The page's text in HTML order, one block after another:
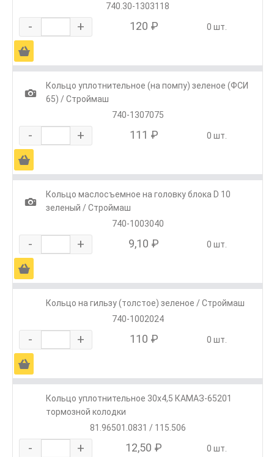
740.30-1303118
- + 120 ₽ 0 шт.
Ä
1
Кольцо уплотнительное (на помпу) зеленое (ФСИ
65) / Строймаш
740-1307075
- + 111 ₽ 0 шт.
Ä
1
Кольцо маслосъемное на головку блока D 10
зеленый / Строймаш
740-1003040
- + 9,10 ₽ 0 шт.
Ä
Кольцо на гильзу (толстое) зеленое / Строймаш
740-1002024
- + 110 ₽ 0 шт.
Ä
Кольцо уплотнительное 30х4,5 КАМАЗ-65201
тормозной колодки
81.96501.0831 / 115.506
- + 12,50 ₽ 0 шт.